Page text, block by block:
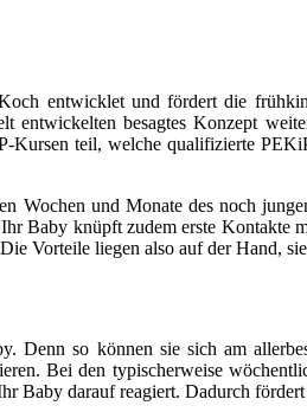
entwicklet und fördert die
besagtes Konzept
teil, welche qualifizierte
und Monate des noch
Baby knüpft zudem erste
Vorteile liegen also auf der Hand,
so können sie sich am
Bei den typischerweise
Baby darauf reagiert. Dadurch